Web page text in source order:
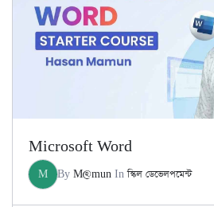
Microsoft Word
M By M@mun Inস্কিল ডেভেলপমেন্ট